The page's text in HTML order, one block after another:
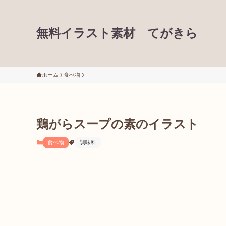
無料イラスト素材 てがきら
ホーム 食べ物
鶏がらスープの素のイラスト
食べ物 調味料